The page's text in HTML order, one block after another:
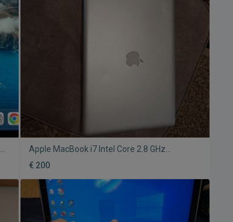
Apple MacBook i7 Intel Core 2.8 GHz
μεταχειρισμένο με θέμα στην κάρτα
γραφικών
€ 200